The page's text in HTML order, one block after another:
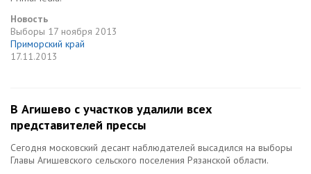
Новость
Выборы 17 ноября 2013
Приморский край
17.11.2013
В Агишево с участков удалили всех
представителей прессы
Сегодня московский десант наблюдателей высадился на выборы
Главы Агишевского сельского поселения Рязанской области.